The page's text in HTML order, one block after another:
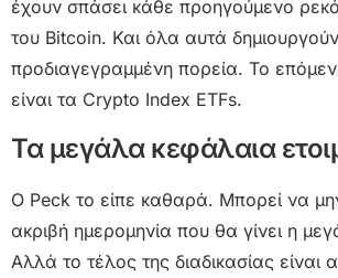
έχουν σπάσει κάθε προηγούμενο
του Bitcoin. Και όλα αυτά
προδιαγεγραμμένη πορεία. Το
είναι τα Crypto Index ETFs.
Τα μεγάλα κεφάλαια
Ο Peck το είπε καθαρά. Μπορεί να
ακριβή ημερομηνία που θα γίνει η
Αλλά το τέλος της διαδικασίας είναι